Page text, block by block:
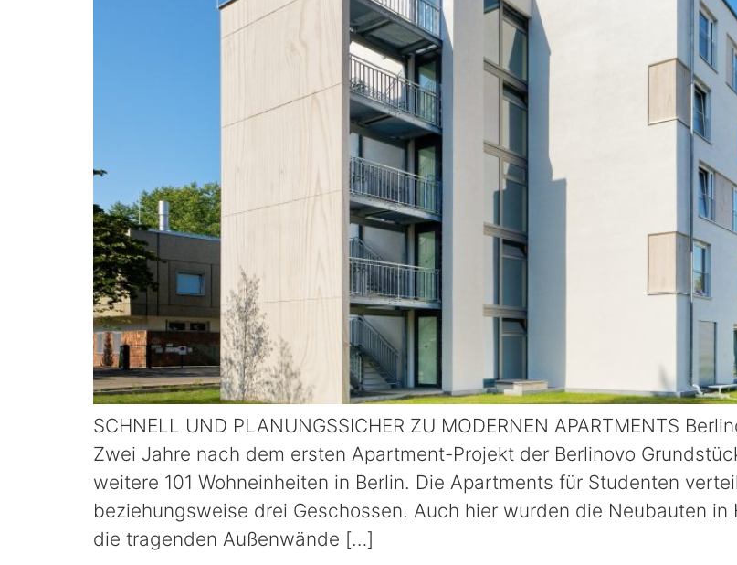
SCHNELL UND PLANUNGSSICHER ZU MODERNEN APARTMENTS
Zwei Jahre nach dem ersten Apartment-Projekt der Berlinovo
weitere 101 Wohneinheiten in Berlin. Die Apartments für Studenten
beziehungsweise drei Geschossen. Auch hier wurden die Neubauten
die tragenden Außenwände […]